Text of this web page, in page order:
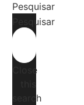
Pesquisar
Pesquisar
Close
search